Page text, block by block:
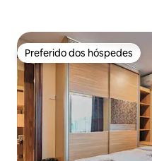
Preferido dos hóspedes
Preferido dos hóspedes